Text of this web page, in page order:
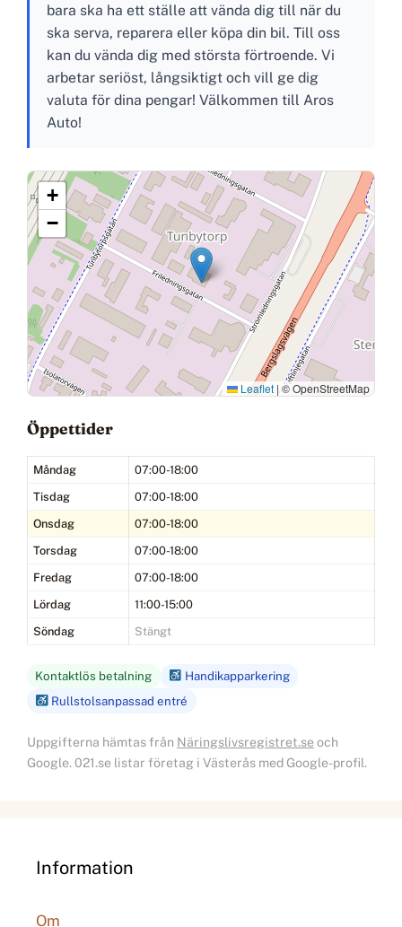
bara ska ha ett ställe att vända dig till när du
ska serva, reparera eller köpa din bil. Till oss
kan du vända dig med största förtroende. Vi
arbetar seriöst, långsiktigt och vill ge dig
valuta för dina pengar! Välkommen till Aros
Auto!
+
−
Leaflet |© OpenStreetMap
Öppettider
Måndag
07:00-18:00
Tisdag
07:00-18:00
Onsdag
07:00-18:00
Torsdag
07:00-18:00
Fredag
07:00-18:00
Lördag
11:00-15:00
Söndag
Stängt
Kontaktlös betalning
Handikapparkering
Rullstolsanpassad entré
Uppgifterna hämtas från Näringslivsregistret.se och
Google. 021.se listar företag i Västerås med Google-profil.
Information
Om